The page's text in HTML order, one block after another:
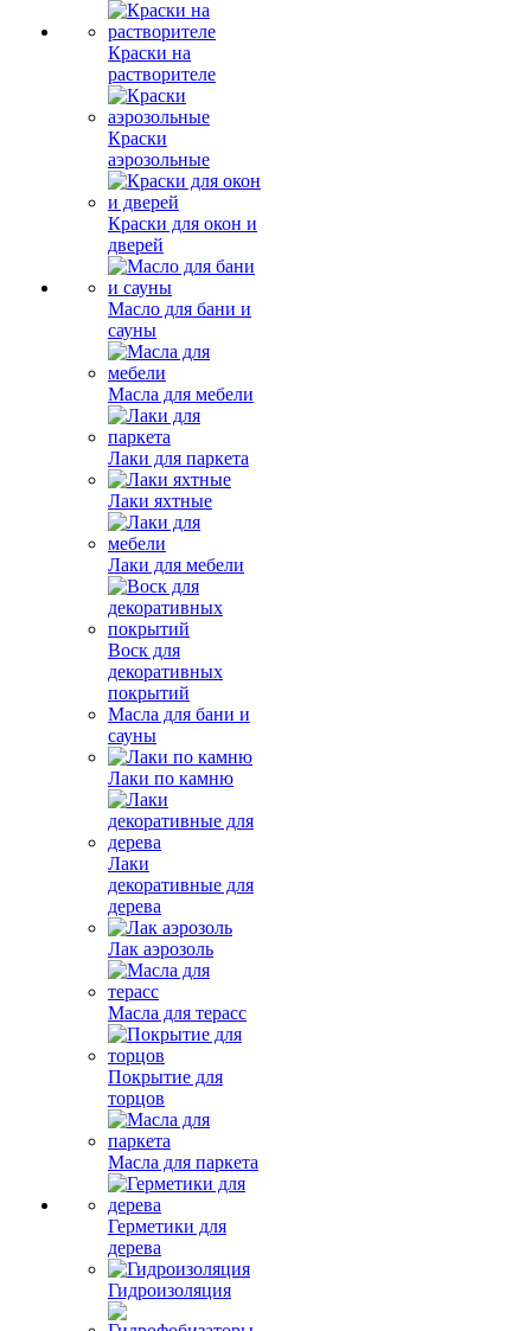
Краски на
растворителе
Краски
аэрозольные
Краски для окон и
дверей
Масло для бани и
сауны
Масла для мебели
Лаки для паркета
Лаки яхтные
Лаки для мебели
Воск для
декоративных
покрытий
Масла для бани и
сауны
Лаки по камню
Лаки
декоративные для
дерева
Лак аэрозоль
Масла для терасс
Покрытие для
торцов
Масла для паркета
Герметики для
дерева
Гидроизоляция